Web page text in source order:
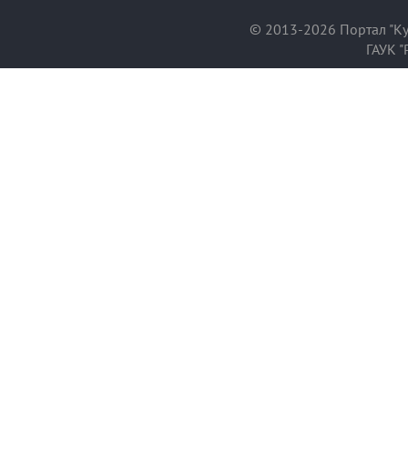
© 2013-2026 Портал
ГАУК